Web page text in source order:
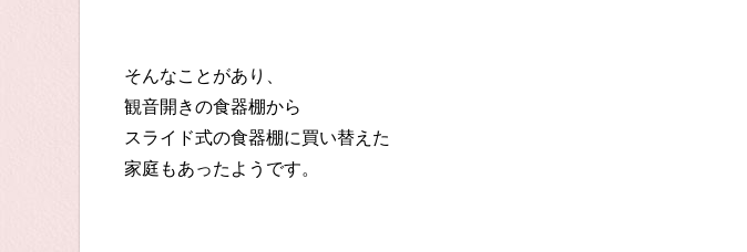
そんなことがあり、
観音開きの食器棚から
スライド式の食器棚に買い替えた
家庭もあったようです。